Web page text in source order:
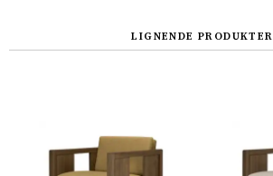
Norge
Suomi
LIGNENDE PRODUKTER